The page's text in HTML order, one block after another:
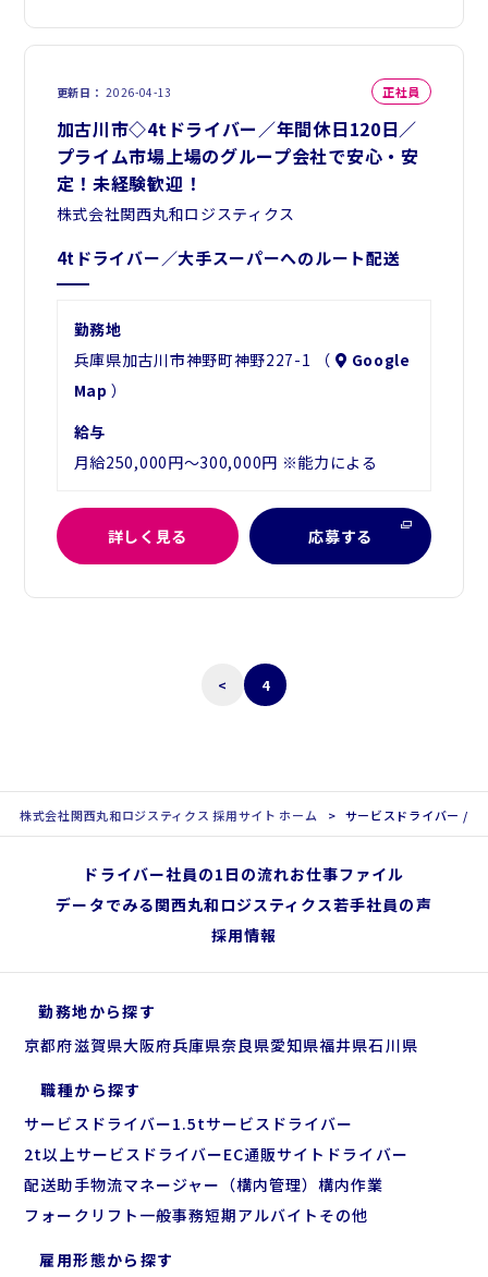
更新日 2026-04-13 正社員
加古川市◇4tドライバー／年間休日120日／
プライム市場上場のグループ会社で安心・安
定！未経験歓迎！
株式会社関西丸和ロジスティクス
4tドライバー／大手スーパーへのルート配送
勤務地
兵庫県加古川市神野町神野227-1 （
Google
Map ）
給与
月給250,000円～300,000円 ※能力による
詳しく見る 応募する
< 4
株式会社関西丸和ロジスティクス 採用サイト ホーム サービスドライバー /
ドライバー社員の1日の流れお仕事ファイル
データでみる関西丸和ロジスティクス若手社員の声
採用情報
勤務地から探す
京都府滋賀県大阪府兵庫県奈良県愛知県福井県石川県
職種から探す
サービスドライバー1.5tサービスドライバー
2t以上サービスドライバーEC通販サイトドライバー
配送助手物流マネージャー（構内管理）構内作業
フォークリフト 一般事務短期アルバイト その他
雇用形態から探す